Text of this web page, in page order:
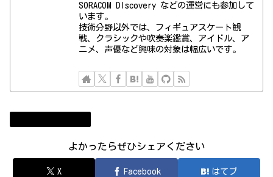
SORACOM DIscovery などの運営にも参加して
います。
技術分野以外では、フィギュアスケート観
戦、クラシックや吹奏楽鑑賞、アイドル、ア
ニメ、声優など興味の対象は幅広いです。
よかったらぜひシェアください
X Facebook はてブ